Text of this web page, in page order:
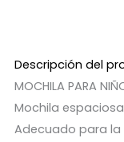
Descripción del
MOCHILA PARA
Mochila
Adecuado para la